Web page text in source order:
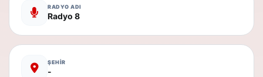
RADYO ADI
Radyo 8
ŞEHİR
-